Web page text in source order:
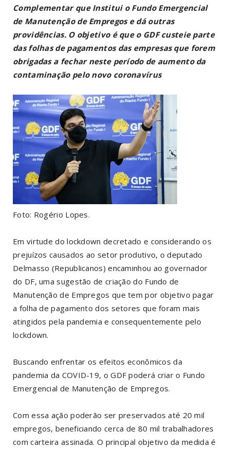
Complementar que Institui o Fundo Emergencial
de Manutenção de Empregos e dá outras
providências. O objetivo é que o GDF custeie parte
das folhas de pagamentos das empresas que forem
obrigadas a fechar neste período de aumento da
contaminação pelo novo coronavírus
Foto: Rogério Lopes.
Em virtude do lockdown decretado e considerando os
prejuízos causados ao setor produtivo, o deputado
Delmasso (Republicanos) encaminhou ao governador
do DF, uma sugestão de criação do Fundo de
Manutenção de Empregos que tem por objetivo pagar
a folha de pagamento dos setores que foram mais
atingidos pela pandemia e consequentemente pelo
lockdown.
Buscando enfrentar os efeitos econômicos da
pandemia da COVID-19, o GDF poderá criar o Fundo
Emergencial de Manutenção de Empregos.
Com essa ação poderão ser preservados até 20 mil
empregos, beneficiando cerca de 80 mil trabalhadores
com carteira assinada. O principal objetivo da medida é